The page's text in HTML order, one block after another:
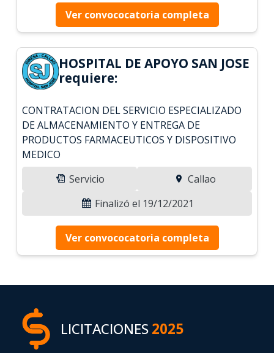
Ver convococatoria completa
HOSPITAL DE APOYO SAN JOSE
requiere:
CONTRATACION DEL SERVICIO ESPECIALIZADO
DE ALMACENAMIENTO Y ENTREGA DE
PRODUCTOS FARMACEUTICOS Y DISPOSITIVO
MEDICO
Servicio
Callao
Finalizó el 19/12/2021
Ver convococatoria completa
LICITACIONES2025